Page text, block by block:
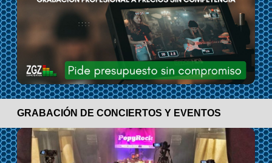
GRABACIÓN DE CONCIERTOS Y EVENTOS